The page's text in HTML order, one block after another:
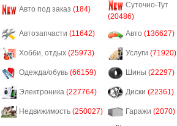
Авто под заказ (184)
Суточно-Тут
(20486)
Автозапчасти (11642) Авто (136627)
Хобби, отдых (25973) Услуги (71920)
Одежда/обувь (66159) Шины (22297)
Электроника (227764) Диски (22361)
Недвижимость (250027) Гаражи (2070)